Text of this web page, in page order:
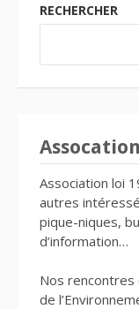
RECHERCHER
Association loi
autres
pique-niques,
d’information…
Nos rencontres
de